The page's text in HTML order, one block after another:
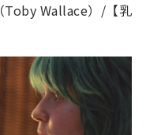
Toby Wallace）/【乳